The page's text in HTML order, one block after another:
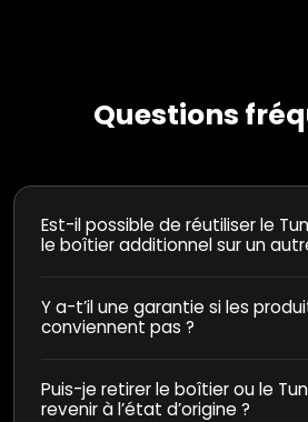
Questions
Est-il possible de réutiliser le
le boîtier additionnel sur un
Y a-t’il une garantie si les
conviennent pas ?
Puis-je retirer le boîtier ou le
revenir à l’état d’origine ?